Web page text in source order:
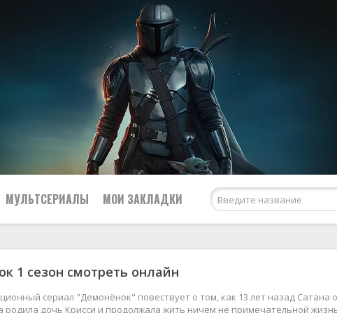
Netflix
Amazon Prime Video
Великобритания
МУЛЬТСЕРИАЛЫ МОИ ЗАКЛАДКИ
1 сезон смотреть онлайн
сериал "Демонёнок" повествует о том, как 13 лет назад
дочь Крисси и продолжала жить ничем не примечательной